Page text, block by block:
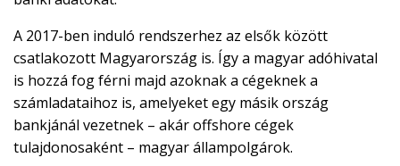
A 2017-ben induló rendszerhez az elsők között
csatlakozott Magyarország is. Így a magyar adóhivatal
is hozzá fog férni majd azoknak a cégeknek a
számladataihoz is, amelyeket egy másik ország
bankjánál vezetnek – akár offshore cégek
tulajdonosaként – magyar állampolgárok.